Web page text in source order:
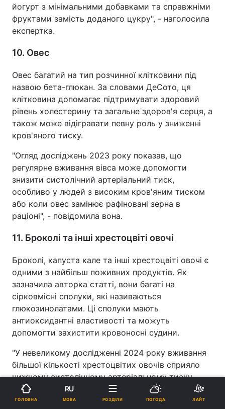
йогурт з мінімальними добавками та справжніми
фруктами замість доданого цукру", - наголосила
експертка.
10. Овес
Овес багатий на тип розчинної клітковини під
назвою бета-глюкан. За словами ДеСото, ця
клітковина допомагає підтримувати здоровий
рівень холестерину та загальне здоров'я серця, а
також може відігравати певну роль у зниженні
кров'яного тиску.
"Огляд досліджень 2023 року показав, що
регулярне вживання вівса може допомогти
знизити систолічний артеріальний тиск,
особливо у людей з високим кров'яним тиском
або коли овес замінює рафіновані зерна в
раціоні", - повідомила вона.
11. Броколі та інші хрестоцвіті овочі
Броколі, капуста кале та інші хрестоцвіті овочі є
одними з найбільш поживних продуктів. Як
зазначила авторка статті, вони багаті на
сірковмісні сполуки, які називаються
глюкозинолатами. Ці сполуки мають
антиоксидантні властивості та можуть
допомогти захистити кровоносні судини.
"У невеликому дослідженні 2024 року вживання
більшої кількості хрестоцвітих овочів сприяло
нижчому систолічному артеріальному тиску
порівняно з вживанням коренеплодів та гарбузів",
- додала ДеСото.
ГОЛОВНА
RU
МОВА РОЗДІЛИ ПОГОДА ЛАЙТ